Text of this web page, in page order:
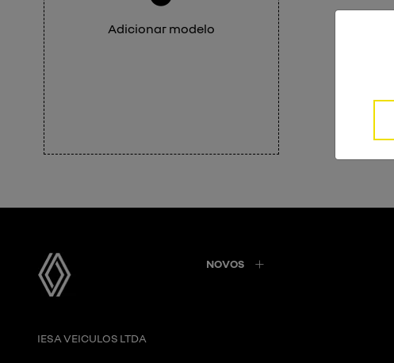
Adicionar modelo
NOVOS
IESA VEICULOS LTDA